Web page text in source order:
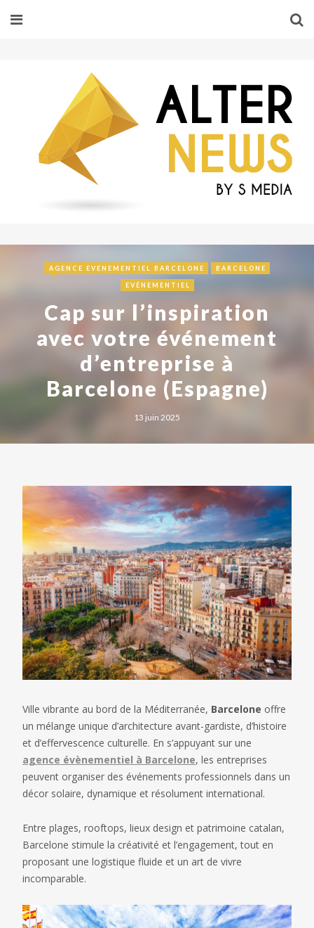
AGENCE EVENEMENTIEL BARCELONE BARCELONE
EVÉNEMENTIEL
Cap sur l’inspiration
avec votre événement
d’entreprise à
Barcelone (Espagne)
13 juin 2025
Ville vibrante au bord de la Méditerranée, Barcelone offre
un mélange unique d’architecture avant-gardiste, d’histoire
et d’effervescence culturelle. En s’appuyant sur une
agence évènementiel à Barcelone, les entreprises
peuvent organiser des événements professionnels dans un
décor solaire, dynamique et résolument international.
Entre plages, rooftops, lieux design et patrimoine catalan,
Barcelone stimule la créativité et l’engagement, tout en
proposant une logistique fluide et un art de vivre
incomparable.